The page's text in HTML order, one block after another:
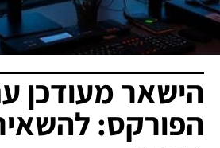
הישאר מעודכן
הפורקס: